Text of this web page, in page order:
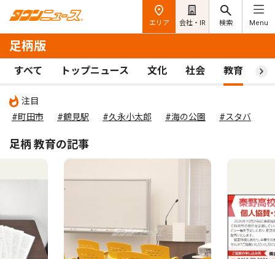
エリア 会社・IR 検索 Menu
足柄版
すべて トップニュース 文化 社会 教育 ス
注目
#町田市
#鶴見駅 #久永小太郎 #海の公園 #スタバ
足柄 教育の記事